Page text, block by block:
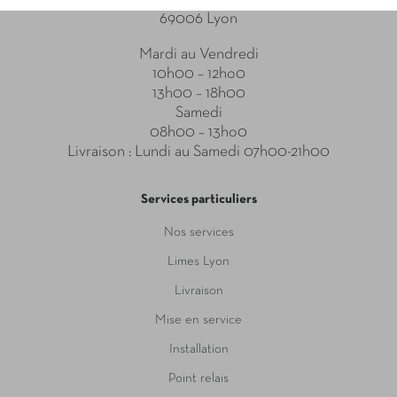
69006 Lyon
Mardi au Vendredi
10h00 – 12ho0
13h00 – 18h00
Samedi
08h00 – 13ho0
Livraison : Lundi au Samedi 07h00-21h00
Services particuliers
Nos services
Limes Lyon
Livraison
Mise en service
Installation
Point relais